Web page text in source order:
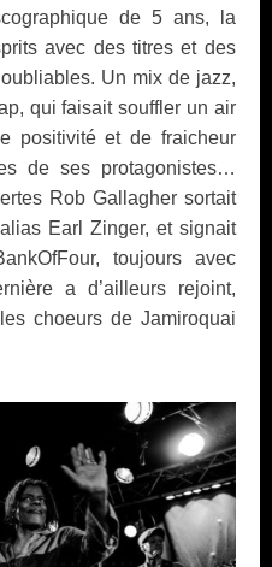
de 5 ans, la
avec des titres et des
Un mix de jazz,
qui faisait souffler un air
positivité et de fraicheur
de ses protagonistes…
Rob Gallagher sortait
Earl Zinger, et signait
toujours avec
a d’ailleurs rejoint,
choeurs de Jamiroquai